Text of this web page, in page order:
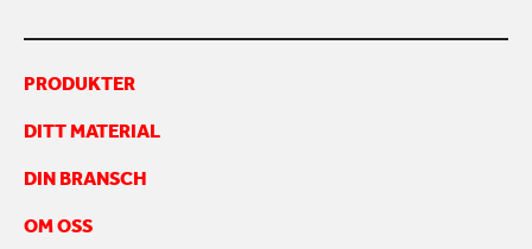
PRODUKTER
DITT MATERIAL
DIN BRANSCH
OM OSS